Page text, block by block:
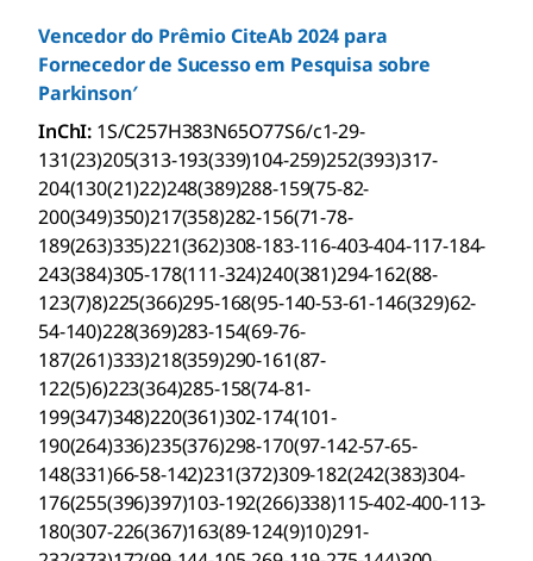
Vencedor do Prêmio CiteAb 2024 para
Fornecedor de Sucesso em Pesquisa sobre
Parkinson′
InChI: 1S/C257H383N65O77S6/c1-29-
131(23)205(313-193(339)104-259)252(393)317-
204(130(21)22)248(389)288-159(75-82-
200(349)350)217(358)282-156(71-78-
189(263)335)221(362)308-183-116-403-404-117-184-
243(384)305-178(111-324)240(381)294-162(88-
123(7)8)225(366)295-168(95-140-53-61-146(329)62-
54-140)228(369)283-154(69-76-
187(261)333)218(359)290-161(87-
122(5)6)223(364)285-158(74-81-
199(347)348)220(361)302-174(101-
190(264)336)235(376)298-170(97-142-57-65-
148(331)66-58-142)231(372)309-182(242(383)304-
176(255(396)397)103-192(266)338)115-402-400-113-
180(307-226(367)163(89-124(9)10)291-